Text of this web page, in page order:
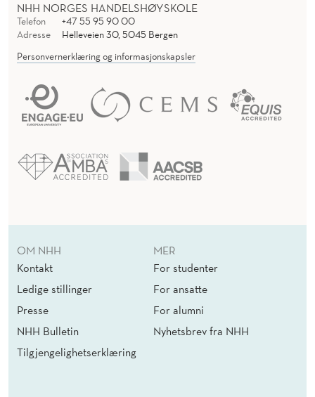
NHH NORGES HANDELSHØYSKOLE
Telefon
+47 55 95 90 00
Adresse
Helleveien 30, 5045 Bergen
Personvernerklæring og informasjonskapsler
OM NHH
Kontakt
Ledige stillinger
Presse
NHH Bulletin
Tilgjengelighetserklæring
MER
For studenter
For ansatte
For alumni
Nyhetsbrev fra NHH